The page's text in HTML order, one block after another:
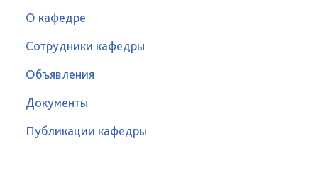
О кафедре
Сотрудники кафедры
Объявления
Документы
Публикации кафедры